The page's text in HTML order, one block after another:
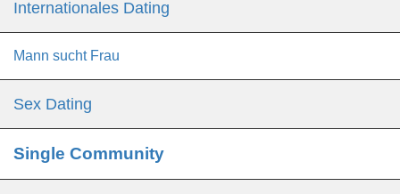
Internationales Dating
Mann sucht Frau
Sex Dating
Single Community